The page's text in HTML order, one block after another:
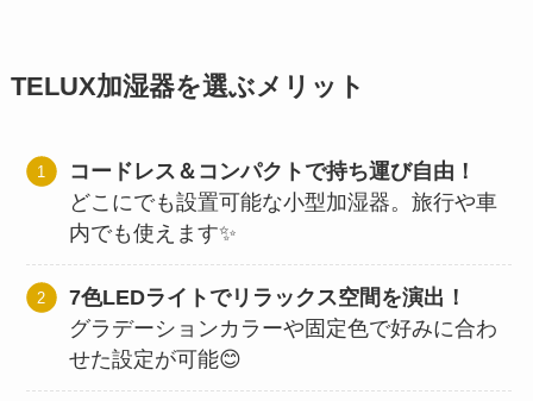
TELUX加湿器を選ぶメリット
コードレス＆コンパクトで持ち運び自由！
どこにでも設置可能な小型加湿器。旅行や車
内でも使えます✨
7色LEDライトでリラックス空間を演出！
グラデーションカラーや固定色で好みに合わ
せた設定が可能😊